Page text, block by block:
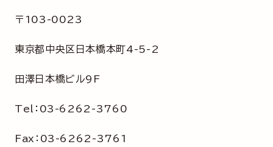
〒103-0023
東京都中央区日本橋本町4-5-2
田澤日本橋ビル9F
Tel：03-6262-3760
Fax：03-6262-3761